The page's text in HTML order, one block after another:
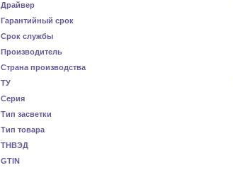
Драйвер
Гарантийный срок
Срок службы
Производитель
Страна производства
ТУ
Серия
Тип засветки
Тип товара
ТНВЭД
GTIN